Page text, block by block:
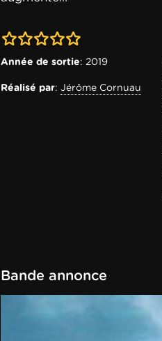
0-0
Année de sortie: 2019
Réalisé par: Jérôme Cornuau
Bande annonce